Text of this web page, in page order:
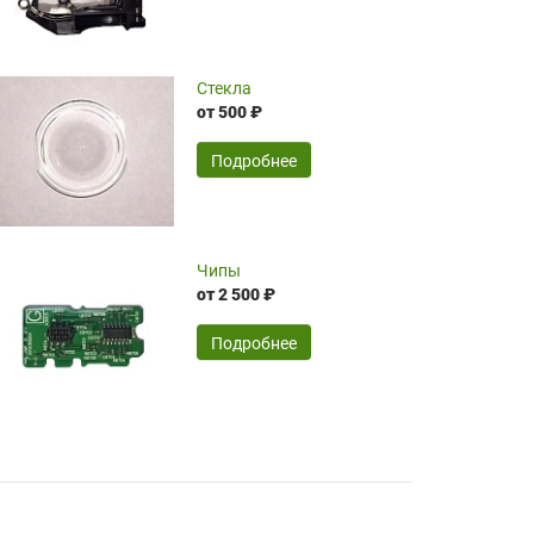
широкий ассортимент ламп, как оригиналов,
так и аналогов.Быстрое оформление и
передача в доставку, приемлемые цены. Мне
понравилось.
Читать полностью
16.04.2026
Стекла
от 500 ₽
Подробнее
Чипы
от 2 500 ₽
Подробнее